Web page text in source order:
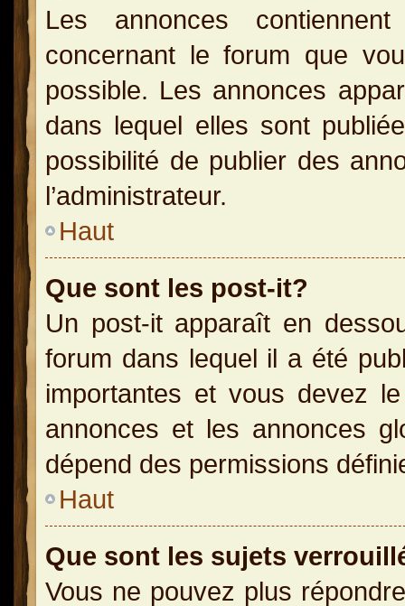
Les annonces
concernant le forum que
possible. Les annonces
dans lequel elles sont
possibilité de publier des
l’administrateur.
Haut
Que sont les post-it?
Un post-it apparaît en
forum dans lequel il a été
importantes et vous devez
annonces et les annonces
dépend des permissions
Haut
Que sont les sujets
Vous ne pouvez plus